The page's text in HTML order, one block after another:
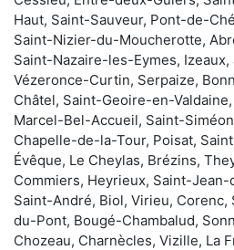
Haut, Saint-Sauveur, Pont-de-
Saint-Nizier-du-Moucherotte,
Saint-Nazaire-les-Eymes, Izeaux,
Vézeronce-Curtin, Serpaize,
Châtel, Saint-Geoire-en-
Marcel-Bel-Accueil, Saint-
Chapelle-de-la-Tour, Poisat,
Évêque, Le Cheylas, Brézins,
Commiers, Heyrieux, Saint-
Saint-André, Biol, Virieu,
du-Pont, Bougé-Chambalud,
Chozeau, Charnècles, Vizille, La